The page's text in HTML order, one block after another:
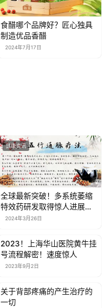
食醋哪个品牌好？匠心独具
制造优品香醋
2024年7月17日
健康资讯
全球最新突破！多系统萎缩
特效药研发取得惊人进展，
未来治疗迎来曙光？
2024年3月26日
健康资讯
2023！上海华山医院黄牛挂
号流程解密！速度惊人
2023年9月2日
健康资讯
关于背部疼痛的产生治疗的
一切